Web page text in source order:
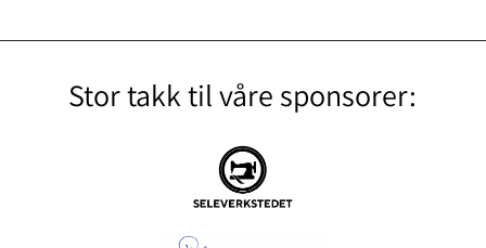
Stor takk til våre sponsorer: